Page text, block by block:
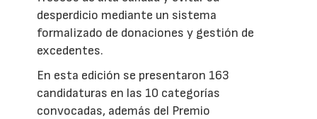
desperdicio mediante un sistema
formalizado de donaciones y gestión de
excedentes.
En esta edición se presentaron 163
candidaturas en las 10 categorías
convocadas, además del Premio